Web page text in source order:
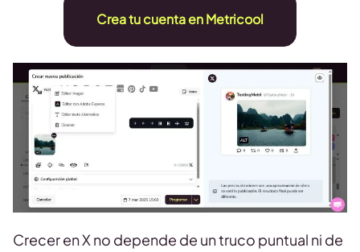
Crea tu cuenta en Metricool
Crecer en X no depende de un truco puntual ni de